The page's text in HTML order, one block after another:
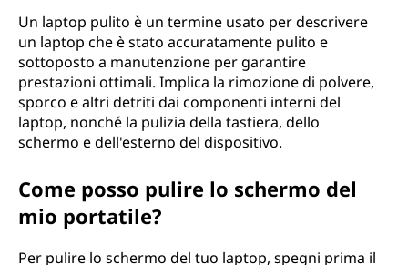
Un laptop pulito è un termine usato per descrivere
un laptop che è stato accuratamente pulito e
sottoposto a manutenzione per garantire
prestazioni ottimali. Implica la rimozione di polvere,
sporco e altri detriti dai componenti interni del
laptop, nonché la pulizia della tastiera, dello
schermo e dell'esterno del dispositivo.
Come posso pulire lo schermo del
mio portatile?
Per pulire lo schermo del tuo laptop, spegni prima il